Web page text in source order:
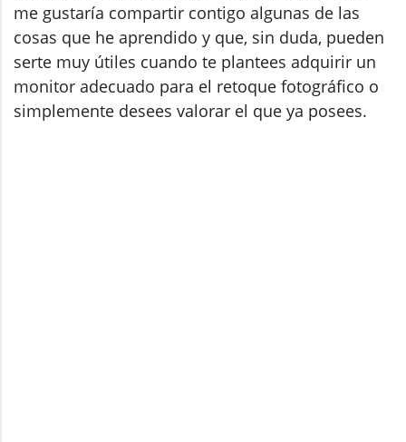
me gustaría compartir contigo algunas de las
cosas que he aprendido y que, sin duda, pueden
serte muy útiles cuando te plantees adquirir un
monitor adecuado para el retoque fotográfico o
simplemente desees valorar el que ya posees.